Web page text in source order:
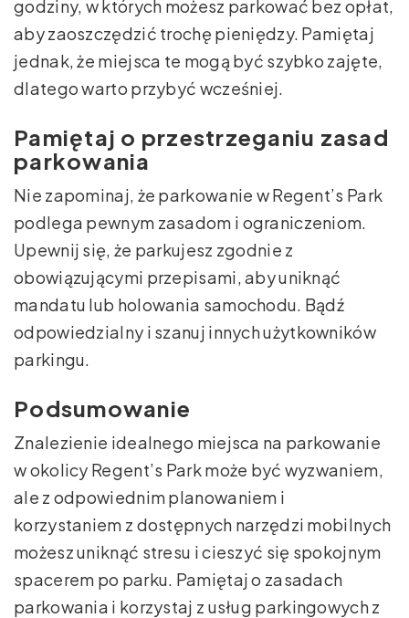
godziny, w których możesz parkować bez opłat,
aby zaoszczędzić trochę pieniędzy. Pamiętaj
jednak, że miejsca te mogą być szybko zajęte,
dlatego warto przybyć wcześniej.
Pamiętaj o przestrzeganiu zasad
parkowania
Nie zapominaj, że parkowanie w Regent’s Park
podlega pewnym zasadom i ograniczeniom.
Upewnij się, że parkujesz zgodnie z
obowiązującymi przepisami, aby uniknąć
mandatu lub holowania samochodu. Bądź
odpowiedzialny i szanuj innych użytkowników
parkingu.
Podsumowanie
Znalezienie idealnego miejsca na parkowanie
w okolicy Regent’s Park może być wyzwaniem,
ale z odpowiednim planowaniem i
korzystaniem z dostępnych narzędzi mobilnych
możesz uniknąć stresu i cieszyć się spokojnym
spacerem po parku. Pamiętaj o zasadach
parkowania i korzystaj z usług parkingowych z